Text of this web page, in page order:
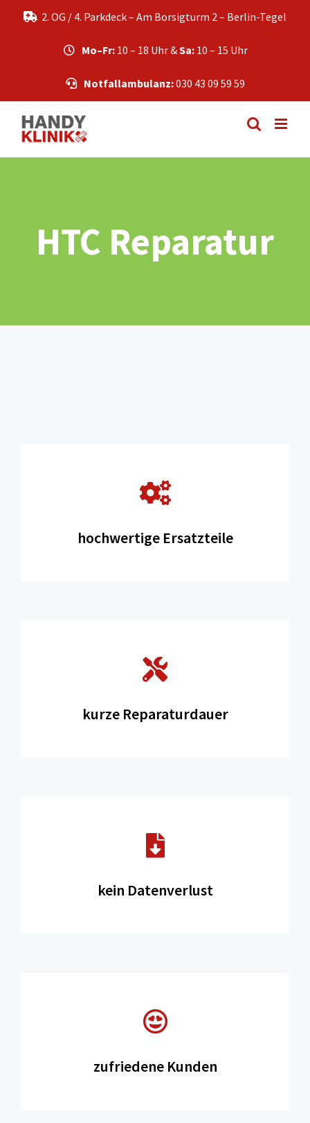
2. OG / 4. Parkdeck – Am Borsigturm 2 – Berlin-Tegel
Mo–Fr:10 – 18 Uhr &Sa:10 – 15 Uhr
Notfallambulanz:030 43 09 59 59
HTC Reparatur
hochwertige Ersatzteile
kurze Reparaturdauer
kein Datenverlust
zufriedene Kunden